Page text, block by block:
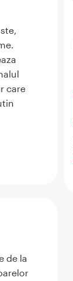
care
de la